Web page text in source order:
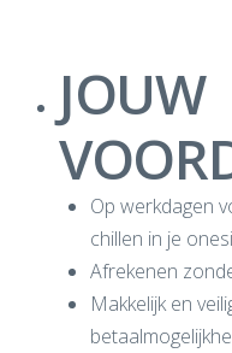
JOUW
Op werkdagen
chillen in je
Afrekenen
Makkelijk en